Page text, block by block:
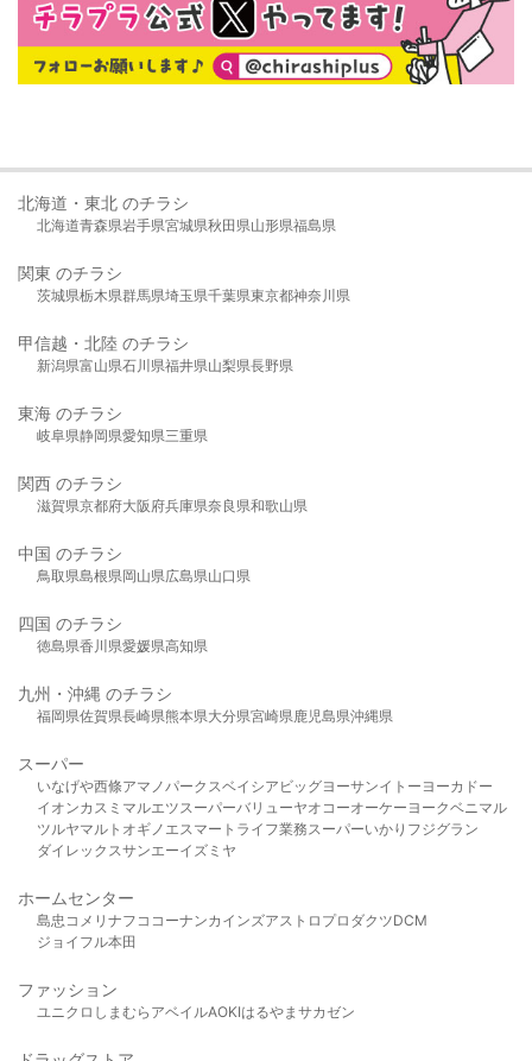
北海道・東北 のチラシ
北海道青森県岩手県宮城県秋田県山形県福島県
関東 のチラシ
茨城県栃木県群馬県埼玉県千葉県東京都神奈川県
甲信越・北陸 のチラシ
新潟県富山県石川県福井県山梨県長野県
東海 のチラシ
岐阜県静岡県愛知県三重県
関西 のチラシ
滋賀県京都府大阪府兵庫県奈良県和歌山県
中国 のチラシ
鳥取県島根県岡山県広島県山口県
四国 のチラシ
徳島県香川県愛媛県高知県
九州・沖縄 のチラシ
福岡県佐賀県長崎県熊本県大分県宮崎県鹿児島県沖縄県
スーパー
いなげや西條アマノパークスベイシア ビッグヨーサンイトーヨーカドー
イオンカスミ マルエツスーパーバリューヤオコーオーケー ヨークベニマル
ツルヤマルト オギノ エスマート ライフ業務スーパーいかり フジグラン
ダイレックスサンエーイズミヤ
ホームセンター
島忠 コメリ ナフコ コーナンカインズアストロプロダクツDCM
ジョイフル本田
ファッション
ユニクロ しまむら アベイルAOKIはるやま サカゼン